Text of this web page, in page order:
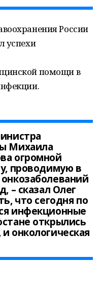
России
успехи
помощи в
Михаила
огромной
проводимую в
– сказал Олег
что сегодня по
инфекционные
открылись
онкологическая